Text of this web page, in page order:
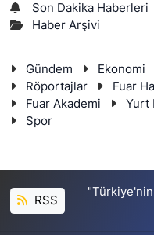
Son Dakika Haberleri
Haber Arşivi
Gündem Ekonomi
Röportajlar
Fuar
Fuar Akademi
Yurt
Spor
RSS